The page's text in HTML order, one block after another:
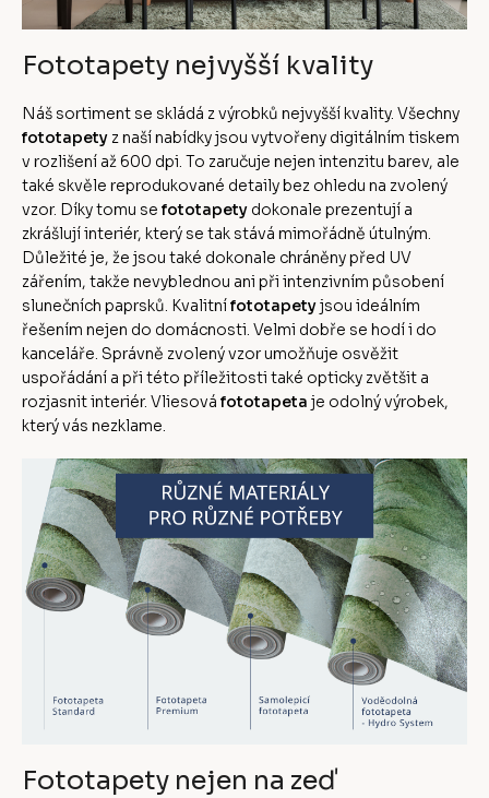
Fototapety nejvyšší kvality
Náš sortiment se skládá z výrobků nejvyšší kvality. Všechny
fototapety z naší nabídky jsou vytvořeny digitálním tiskem
v rozlišení až 600 dpi. To zaručuje nejen intenzitu barev, ale
také skvěle reprodukované detaily bez ohledu na zvolený
vzor. Díky tomu se fototapety dokonale prezentují a
zkrášlují interiér, který se tak stává mimořádně útulným.
Důležité je, že jsou také dokonale chráněny před UV
zářením, takže nevyblednou ani při intenzivním působení
slunečních paprsků. Kvalitnífototapetyjsou ideálním
řešením nejen do domácnosti. Velmi dobře se hodí i do
kanceláře. Správně zvolený vzor umožňuje osvěžit
uspořádání a při této příležitosti také opticky zvětšit a
rozjasnit interiér. Vliesová fototapeta je odolný výrobek,
který vás nezklame.
Fototapety nejen na zeď